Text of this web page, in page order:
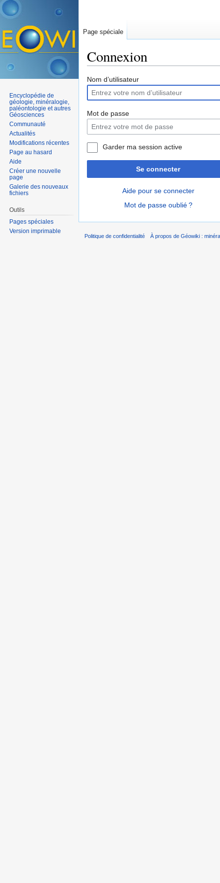
Connexion
Nom d’utilisateur
Mot de passe
Garder ma session active
Se connecter
Aide pour se connecter
Mot de passe oublié ?
Page spéciale
Encyclopédie de
géologie, minéralogie,
paléontologie et autres
Géosciences
Communauté
Actualités
Modifications récentes
Page au hasard
Aide
Créer une nouvelle
page
Galerie des nouveaux
fichiers
Outils
Pages spéciales
Version imprimable
Politique de confidentialité À propos de Géowiki :